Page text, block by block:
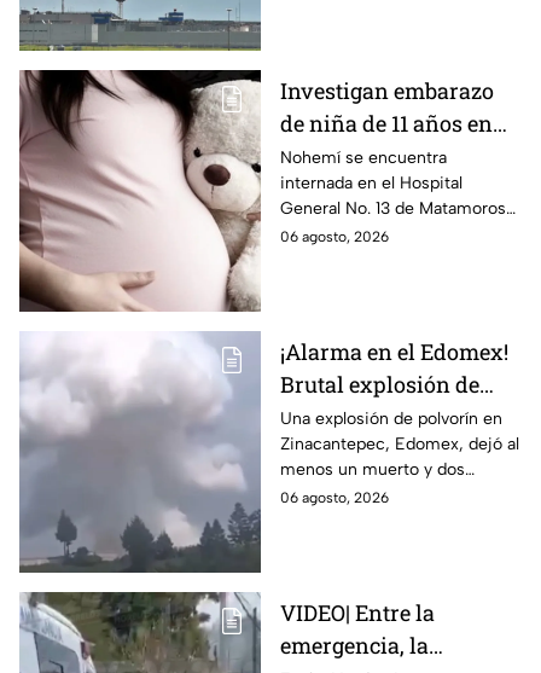
Investigan embarazo
de niña de 11 años en
Matamoros,
Tamaulipas; ¿qué pasó
con Nohemí?
Nohemí se encuentra
internada en el Hospital
General No. 13 de Matamoros
tras complicaciones por un
06 agosto, 2026
¡Alarma en el Edomex!
Brutal explosión de
polvorín en Santa
María del Monte,
Zinacantepec; reportan
al menos un muerto y
Una explosión de polvorín en
Zinacantepec, Edomex, dejó al
menos un muerto y dos
heridos; autoridades atiende la
06 agosto, 2026
VIDEO| Entre la
emergencia, la